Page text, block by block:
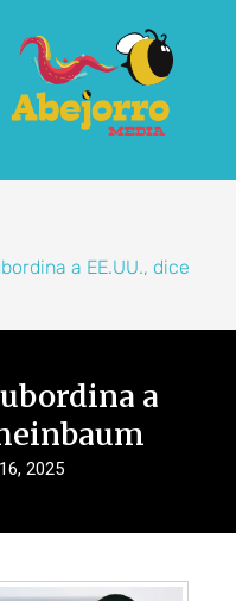
a EE.UU., dice
a
2025